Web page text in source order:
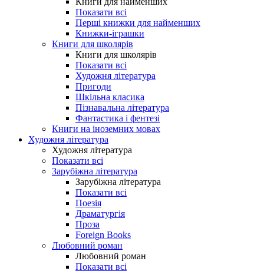
Показати всі
Перші книжки для найменших
Книжки-іграшки
Книги для школярів
Книги для школярів
Показати всі
Художня література
Пригоди
Шкільна класика
Пізнавальна література
Фантастика і фентезі
Книги на іноземних мовах
Художня література
Художня література
Показати всі
Зарубіжна література
Зарубіжна література
Показати всі
Поезія
Драматургія
Проза
Foreign Books
Любовний роман
Любовний роман
Показати всі